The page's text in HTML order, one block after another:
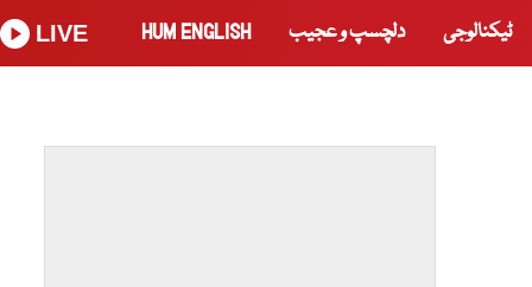
ٹیکنالوجی دلچسپ و عجیب HUM ENGLISH
LIVE